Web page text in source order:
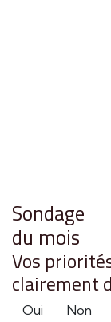
Sondage
du mois
Vos
clairement
Oui
Non